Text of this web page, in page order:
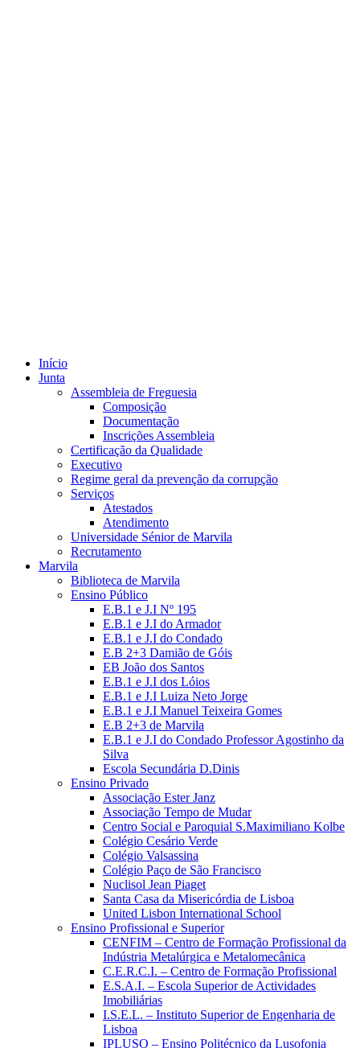
Início
Junta
Assembleia de Freguesia
Composição
Documentação
Inscrições Assembleia
Certificação da Qualidade
Executivo
Regime geral da prevenção da corrupção
Serviços
Atestados
Atendimento
Universidade Sénior de Marvila
Recrutamento
Marvila
Biblioteca de Marvila
Ensino Público
E.B.1 e J.I Nº 195
E.B.1 e J.I do Armador
E.B.1 e J.I do Condado
E.B 2+3 Damião de Góis
EB João dos Santos
E.B.1 e J.I dos Lóios
E.B.1 e J.I Luiza Neto Jorge
E.B.1 e J.I Manuel Teixeira Gomes
E.B 2+3 de Marvila
E.B.1 e J.I do Condado Professor Agostinho da
Silva
Escola Secundária D.Dinis
Ensino Privado
Associação Ester Janz
Associação Tempo de Mudar
Centro Social e Paroquial S.Maximiliano Kolbe
Colégio Cesário Verde
Colégio Valsassina
Colégio Paço de São Francisco
Nuclisol Jean Piaget
Santa Casa da Misericórdia de Lisboa
United Lisbon International School
Ensino Profissional e Superior
CENFIM – Centro de Formação Profissional da
Indústria Metalúrgica e Metalomecânica
C.E.R.C.I. – Centro de Formação Profissional
E.S.A.I. – Escola Superior de Actividades
Imobiliárias
I.S.E.L. – Instituto Superior de Engenharia de
Lisboa
IPLUSO – Ensino Politécnico da Lusofonia